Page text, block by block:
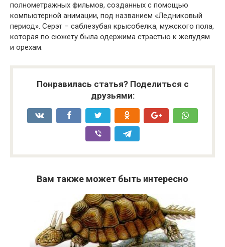
полнометражных фильмов, созданных с помощью
компьютерной анимации, под названием «Ледниковый
период». Серэт – саблезубая крысобелка, мужского пола,
которая по сюжету была одержима страстью к желудям
и орехам.
Понравилась статья? Поделиться с
друзьями:
Вам также может быть интересно